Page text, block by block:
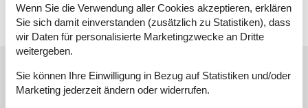
Unsere Gästebewertungen
Wenn Sie die Verwendung aller Cookies akzeptieren, erklären
Sie sich damit einverstanden (zusätzlich zu Statistiken), dass
wir Daten für personalisierte Marketingzwecke an Dritte
weitergeben.
Sie können Ihre Einwilligung in Bezug auf Statistiken und/oder
Marketing jederzeit ändern oder widerrufen.